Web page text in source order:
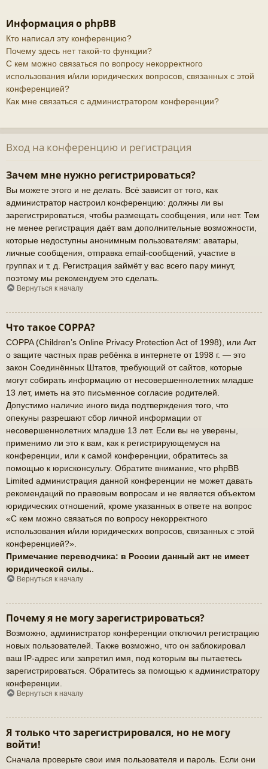
Информация о phpBB
Кто написал эту конференцию?
Почему здесь нет такой-то функции?
С кем можно связаться по вопросу некорректного
использования и/или юридических вопросов, связанных с этой
конференцией?
Как мне связаться с администратором конференции?
Вход на конференцию и регистрация
Зачем мне нужно регистрироваться?
Вы можете этого и не делать. Всё зависит от того, как
администратор настроил конференцию: должны ли вы
зарегистрироваться, чтобы размещать сообщения, или нет. Тем
не менее регистрация даёт вам дополнительные возможности,
которые недоступны анонимным пользователям: аватары,
личные сообщения, отправка email-сообщений, участие в
группах и т. д. Регистрация займёт у вас всего пару минут,
поэтому мы рекомендуем это сделать.
Вернуться к началу
Что такое COPPA?
COPPA (Children’s Online Privacy Protection Act of 1998), или Акт
о защите частных прав ребёнка в интернете от 1998 г. — это
закон Соединённых Штатов, требующий от сайтов, которые
могут собирать информацию от несовершеннолетних младше
13 лет, иметь на это письменное согласие родителей.
Допустимо наличие иного вида подтверждения того, что
опекуны разрешают сбор личной информации от
несовершеннолетних младше 13 лет. Если вы не уверены,
применимо ли это к вам, как к регистрирующемуся на
конференции, или к самой конференции, обратитесь за
помощью к юрисконсульту. Обратите внимание, что phpBB
Limited администрация данной конференции не может давать
рекомендаций по правовым вопросам и не является объектом
юридических отношений, кроме указанных в ответе на вопрос
«С кем можно связаться по вопросу некорректного
использования и/или юридических вопросов, связанных с этой
конференцией?».
Примечание переводчика: в России данный акт не имеет
юридической силы.
Вернуться к началу
Почему я не могу зарегистрироваться?
Возможно, администратор конференции отключил регистрацию
новых пользователей. Также возможно, что он заблокировал
ваш IP-адрес или запретил имя, под которым вы пытаетесь
зарегистрироваться. Обратитесь за помощью к администратору
конференции.
Вернуться к началу
Я только что зарегистрировался, но не могу
войти!
Сначала проверьте свои имя пользователя и пароль. Если они